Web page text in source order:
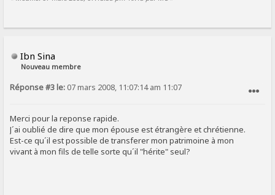
Ibn Sina
Nouveau membre
Réponse #3 le: 07 mars 2008, 11:07:14 am 11:07
Merci pour la reponse rapide.
J´ai oublié de dire que mon épouse est étrangère et chrétienne.
Est-ce qu´il est possible de transferer mon patrimoine à mon
vivant à mon fils de telle sorte qu´il "hérite" seul?